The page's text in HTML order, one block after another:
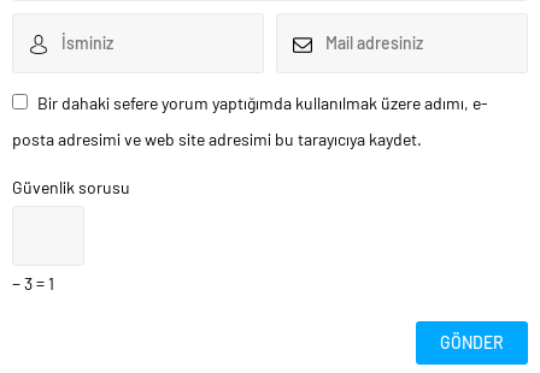
Bir dahaki sefere yorum yaptığımda kullanılmak üzere adımı, e-
posta adresimi ve web site adresimi bu tarayıcıya kaydet.
Güvenlik sorusu
− 3 = 1